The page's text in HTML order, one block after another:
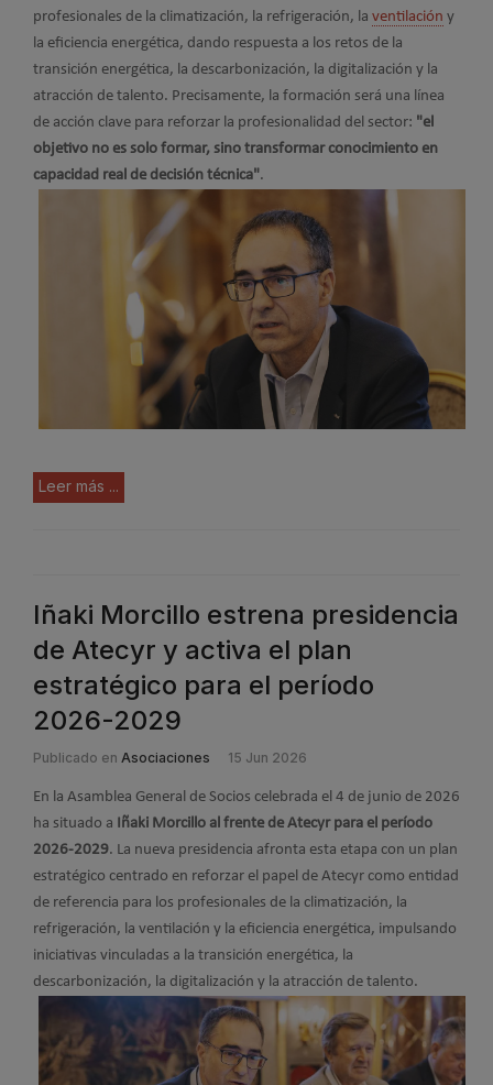
profesionales de la climatización, la refrigeración, la ventilación y
la eficiencia energética, dando respuesta a los retos de la
transición energética, la descarbonización, la digitalización y la
atracción de talento. Precisamente, la formación será una línea
de acción clave para reforzar la profesionalidad del sector: "el
objetivo no es solo formar, sino transformar conocimiento en
capacidad real de decisión técnica".
Leer más ...
Iñaki Morcillo estrena presidencia
de Atecyr y activa el plan
estratégico para el período
2026-2029
Publicado en Asociaciones 15 Jun 2026
En la Asamblea General de Socios celebrada el 4 de junio de 2026
ha situado a Iñaki Morcillo al frente de Atecyr para el período
2026-2029. La nueva presidencia afronta esta etapa con un plan
estratégico centrado en reforzar el papel de Atecyr como entidad
de referencia para los profesionales de la climatización, la
refrigeración, la ventilación y la eficiencia energética, impulsando
iniciativas vinculadas a la transición energética, la
descarbonización, la digitalización y la atracción de talento.